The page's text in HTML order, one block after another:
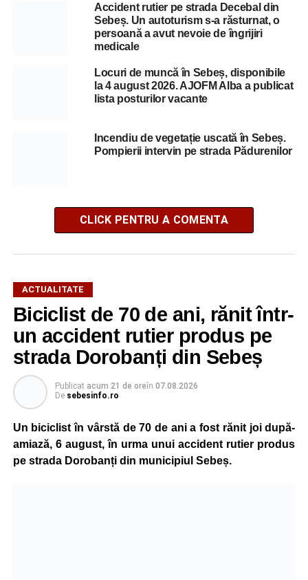
Accident rutier pe strada Decebal din
Sebeș. Un autoturism s-a răsturnat, o
persoană a avut nevoie de îngrijiri
medicale
Locuri de muncă în Sebeș, disponibile
la 4 august 2026. AJOFM Alba a publicat
lista posturilor vacante
Incendiu de vegetație uscată în Sebeș.
Pompierii intervin pe strada Pădurenilor
CLICK PENTRU A COMENTA
ACTUALITATE
Biciclist de 70 de ani, rănit într-
un accident rutier produs pe
strada Dorobanți din Sebeș
Publicat acum 21 de oreîn 07.08.2026
De sebesinfo.ro
Un biciclist în vârstă de 70 de ani a fost rănit joi după-
amiază, 6 august, în urma unui accident rutier produs
pe strada Dorobanți din municipiul Sebeș.